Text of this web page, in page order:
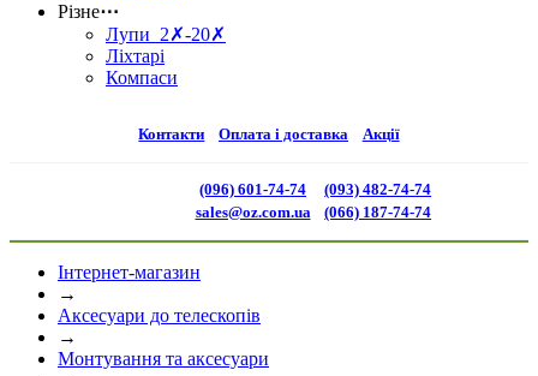
Різне⋯
Лупи 2✗-20✗
Ліхтарі
Компаси
Контакти Оплата і доставка Акції
(096) 601-74-74
sales@oz.com.ua
(093) 482-74-74
(066) 187-74-74
Інтернет-магазин
→
Аксесуари до телескопів
→
Монтування та аксесуари